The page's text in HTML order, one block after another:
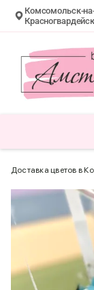
Комсомольск-
Доставка цветов в